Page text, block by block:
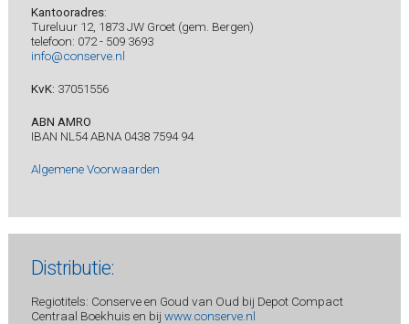
Kantooradres:
Tureluur 12, 1873 JW Groet (gem. Bergen)
telefoon: 072 - 509 3693
info@conserve.nl
KvK: 37051556
ABN AMRO
IBAN NL54 ABNA 0438 7594 94
Algemene Voorwaarden
Distributie:
Regiotitels: Conserve en Goud van Oud bij Depot Compact
Centraal Boekhuis en bij www.conserve.nl